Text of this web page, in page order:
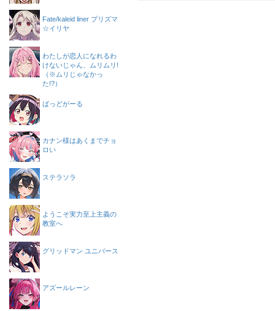
Fate/kaleid liner プリズマ
☆イリヤ
わたしが恋人になれるわ
けないじゃん、ムリムリ!
（※ムリじゃなかっ
た!?）
ばっどがーる
カナン様はあくまでチョ
ロい
ステラソラ
ようこそ実力至上主義の
教室へ
グリッドマン ユニバース
アズールレーン